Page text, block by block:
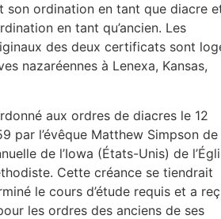
son ordination en tant que diacre
en tant qu’ancien. Les
des deux certificats sont
nazaréennes à Lenexa, Kansas,
aux ordres de diacres le 12
par l’évêque Matthew Simpson de
de l’Iowa (États-Unis) de
Cette créance se tiendrait
le cours d’étude requis et a
les ordres des anciens de ses